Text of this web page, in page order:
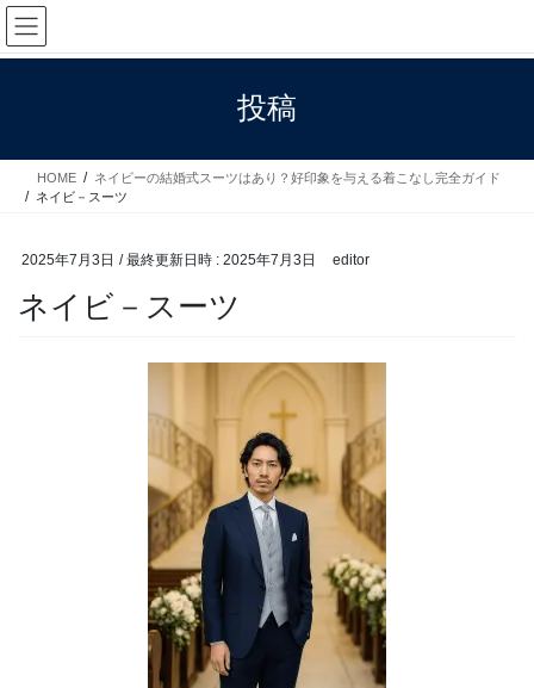
コ
ン
テ
ス
ナ
ビ
ゲ
ン
投稿
HOME
ネイビーの結婚式スーツはあり？好印象を与える着こなし完全ガイド
ネイビ－スーツ
2025年7月3日 / 最終更新日時 : 2025年7月3日 editor
ネイビ－スーツ